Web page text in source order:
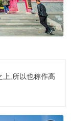
上,所以也称作高